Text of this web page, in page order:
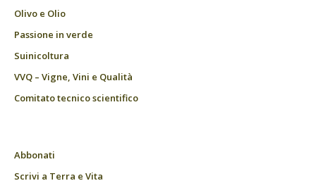
Olivo e Olio
Passione in verde
Suinicoltura
VVQ – Vigne, Vini e Qualità
Comitato tecnico scientifico
Abbonati
Scrivi a Terra e Vita